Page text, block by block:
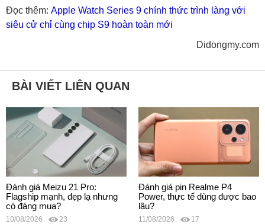
Đọc thêm: Apple Watch Series 9 chính thức trình làng với
siêu cử chỉ cùng chip S9 hoàn toàn mới
Didongmy.com
BÀI VIẾT LIÊN QUAN
Đánh giá Meizu 21 Pro:
Flagship mạnh, đẹp lạ nhưng
có đáng mua?
10/08/2026 23
Đánh giá pin Realme P4
Power, thực tế dùng được bao
lâu?
11/08/2026 17